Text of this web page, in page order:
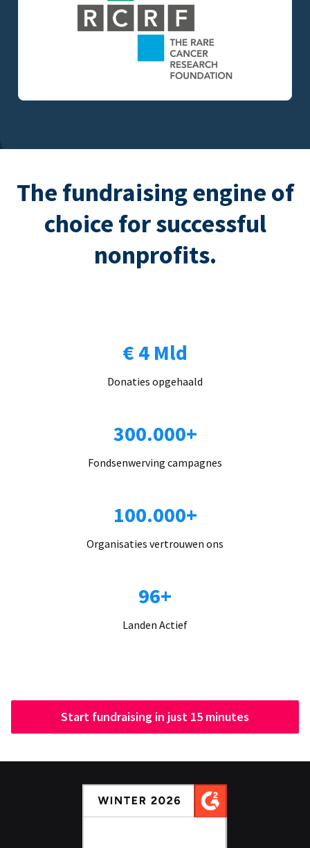
The fundraising engine of
choice for successful
nonprofits.
€ 4 Mld
Donaties opgehaald
300.000+
Fondsenwerving campagnes
100.000+
Organisaties vertrouwen ons
96+
Landen Actief
Start fundraising in just 15 minutes